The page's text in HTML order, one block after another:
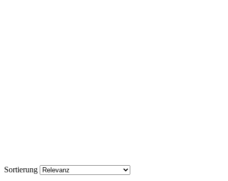
Sortierung